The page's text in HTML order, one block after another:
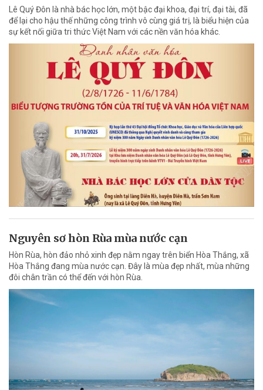
Lê Quý Đôn là nhà bác học lớn, một bậc đại khoa, đại trí, đại tài, đã
để lại cho hậu thế những công trình vô cùng giá trị, là biểu hiện của
sự kết nối giữa tri thức Việt Nam với các nền văn hóa khác.
Nguyên sơ hòn Rùa mùa nước cạn
Hòn Rùa, hòn đảo nhỏ xinh đẹp nằm ngay trên biển Hòa Thắng, xã
Hòa Thắng đang mùa nước cạn. Đây là mùa đẹp nhất, mùa những
đôi chân trần có thể đến với hòn Rùa.